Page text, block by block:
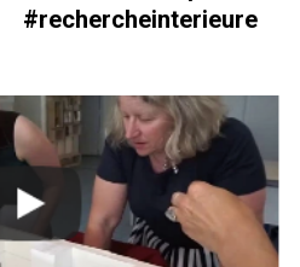
#rechercheinterieure